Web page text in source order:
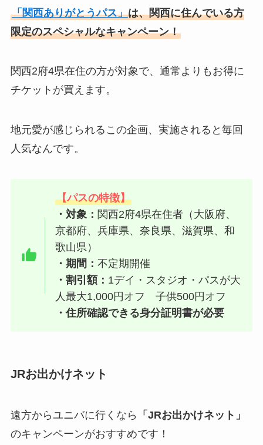
「関西ありがとうパス」は、関西に住んでいる方
限定のスペシャルなキャンペーン！
関西2府4県在住の方が対象で、通常よりもお得に
チケットが買えます。
地元愛が感じられるこの企画、実施されると毎回
人気なんです。
【パスの特徴】
・対象： 関西2府4県在住者（大阪府、
京都府、兵庫県、奈良県、滋賀県、和
歌山県）
・期間：不定期開催
・割引額： 1デイ・スタジオ・パスが大
人最大1,000円オフ 子供500円オフ
・住所確認できる身分証明書が必要
JRお出かけネット
遠方からユニバに行くなら
「JRお出かけネット」
のキャンペーンがおすすめです！